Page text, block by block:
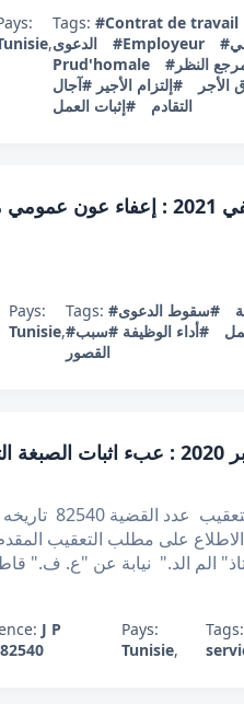
,
Tags: #Contrat de travail
الدعوى
#Employeur
Prud'homale
النظر
الأجر #إلتزام الأجير #آجال
التقادم
#إثبات العمل
قرار تعقيبي عدد 78499 بتاريخ 13 جانفي
Pays:
Tunisie,
Tags: #سقوط الدعوى
#أداء الوظيفة #سبب
القصور
قرار تعقيبي عدد 82540 بتاريخ 21 أكتوبر
J P
Pays:
Tunisie,
Tags: